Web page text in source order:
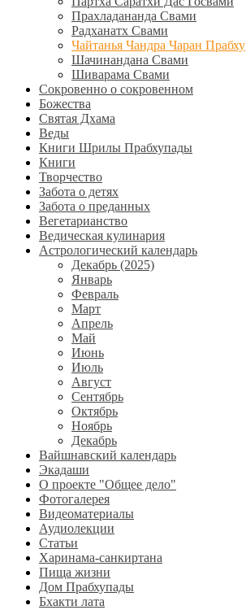
Прахладананда Свами
Радханатх Свами
Чайтанья Чандра Чаран Прабху
Шачинандана Свами
Шиварама Свами
Сокровенно о сокровенном
Божества
Святая Дхама
Веды
Книги Шрилы Прабхупады
Книги
Творчество
Забота о детях
Забота о преданных
Вегетарианство
Ведическая кулинария
Астрологический календарь
Декабрь (2025)
Январь
Февраль
Март
Апрель
Май
Июнь
Июль
Август
Сентябрь
Октябрь
Ноябрь
Декабрь
Вайшнавский календарь
Экадаши
О проекте "Общее дело"
Фотогалерея
Видеоматериалы
Аудиолекции
Статьи
Харинама-санкиртана
Пища жизни
Дом Прабхупады
Бхакти лата